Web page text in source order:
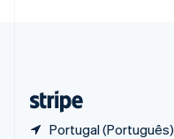
Portugal (Português)